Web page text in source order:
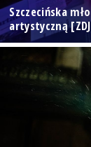
Szczecińska
artystyczną